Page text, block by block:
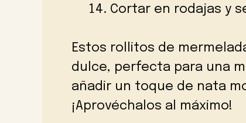
Cortar en rodajas y
Estos rollitos de
dulce, perfecta para una
añadir un toque de nata
¡Aprovéchalos al máximo!